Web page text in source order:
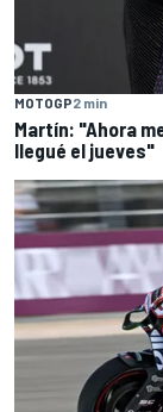
MOTOGP2 min
Martín: "Ahora
llegué el jueves"